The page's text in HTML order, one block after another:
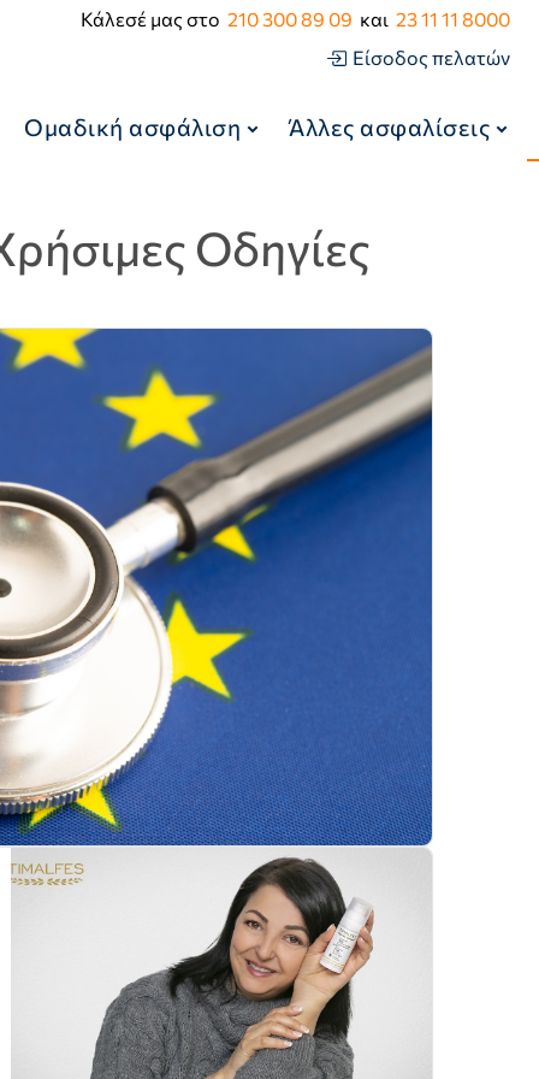
Κάλεσέ μας στο 210 300 89 09 και 23 11 11 8000
Είσοδος πελατών
Ομαδική ασφάλιση Άλλες ασφαλίσεις
Οδηγίες